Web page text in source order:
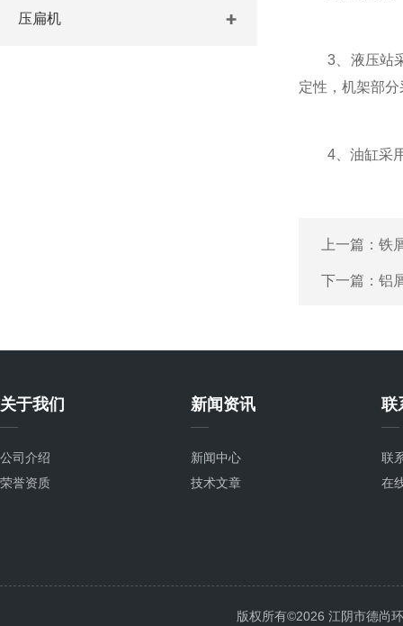
压扁机
3、液压站采
定性，机架部
4、油缸采用
上一篇： 铁
下一篇： 铝
关于我们
公司介绍
荣誉资质
新闻资讯
新闻中心
技术文章
联
联
在
版权所有©2026 江阴市德尚